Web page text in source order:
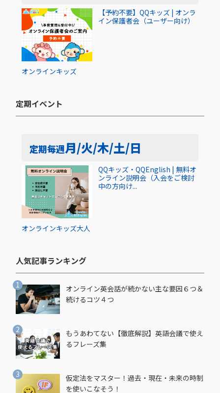
オンラインキッズ
【予約不要】QQキッズ | オンラ
イン保護者会（ユーザー向け）
定期イベント​
定期毎週月/火/木/土/日
オンラインキッズ大人
QQキッズ・QQEnglish | 無料オ
ンライン説明会（入会をご検討
中の方向け...
人気記事ランキング​
オンライン英会話が続かない主な要因６つ＆
続けるコツ４つ
もうあわてない【徹底解説】英語会議で使え
るフレーズ集
仮定法をマスター！過去・現在・未来の時制
を使いこなそう！